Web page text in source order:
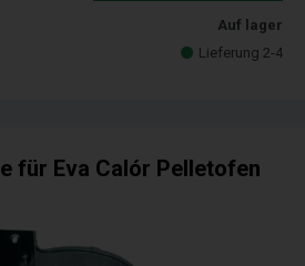
Auf lager
Lieferung 2-4
für Eva Calór Pelletofen